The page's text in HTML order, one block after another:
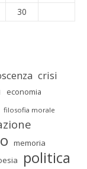
30
crisi
economia
filosofia morale
memoria
politica